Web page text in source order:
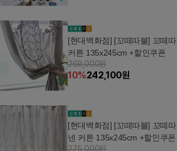
[현대백화점] [꼬떼따블] 꼬떼
커튼 135x245cm +할인쿠폰
269,000원
10%242,100원
[현대백화점] [꼬떼따블] 꼬떼
넨 커튼 135x245cm +할인쿠폰
275,000원